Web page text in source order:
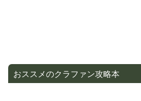
おススメのクラファン攻略本